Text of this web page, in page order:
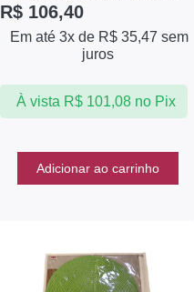
R$ 106,40
Em até 3x de R$ 35,47 sem
juros
À vista R$101,08 no Pix
Adicionar ao carrinho